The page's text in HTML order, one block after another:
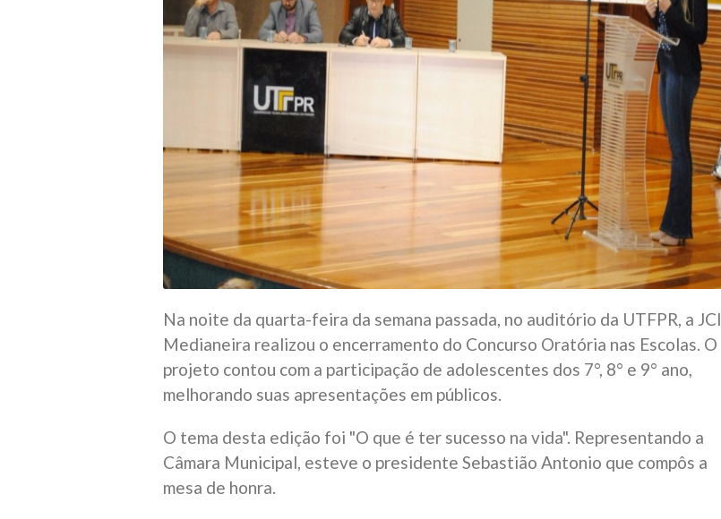
Na noite da quarta-feira da semana passada, no auditório da UTFPR, a JCI
Medianeira realizou o encerramento do Concurso Oratória nas Escolas. O
projeto contou com a participação de adolescentes dos 7°, 8° e 9° ano,
melhorando suas apresentações em públicos.
O tema desta edição foi "O que é ter sucesso na vida". Representando a
Câmara Municipal, esteve o presidente Sebastião Antonio que compôs a
mesa de honra.